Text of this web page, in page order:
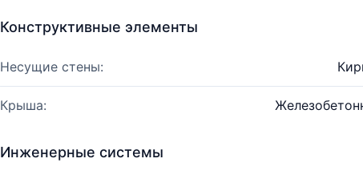
Конструктивные элементы
Несущие стены:
Крыша:
Инженерные системы